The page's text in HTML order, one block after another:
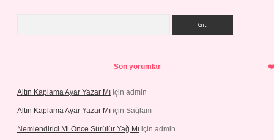
Son yorumlar
Altın Kaplama Ayar Yazar Mı için admin
Altın Kaplama Ayar Yazar Mı için Sağlam
Nemlendirici Mi Önce Sürülür Yağ Mı için admin